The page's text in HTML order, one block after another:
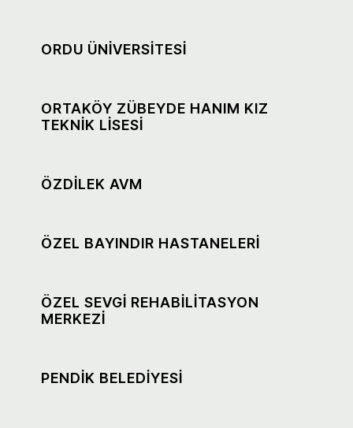
ORDU ÜNİVERSİTESİ
ORTAKÖY ZÜBEYDE HANIM KIZ
TEKNİK LİSESİ
ÖZDİLEK AVM
ÖZEL BAYINDIR HASTANELERİ
ÖZEL SEVGİ REHABİLİTASYON
MERKEZİ
PENDİK BELEDİYESİ